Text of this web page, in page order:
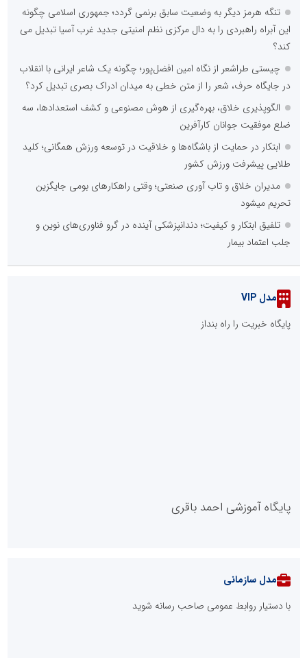
تنگه هرمز دیگر به وضعیت سابق برنمی گردد؛ جمهوری اسلامی چگونه
این آبراه راهبردی را به دال مرکزی نظم امنیتی جدید غرب آسیا تبدیل می
کند؟
چیستی طراشعر از نگاه امین افضل‌پور؛ چگونه یک شاعر ایرانی با انقلاب
در جایگاه حرف، شعر را از متن خطی به میدان ادراک بصری تبدیل کرد؟
الگوپذیری خلاق، بهره‌گیری از هوش مصنوعی و کشف استعدادها، سه
ضلع موفقیت جوانان کارآفرین
ابتکار در حمایت از باشگاه‌ها و خلاقیت در توسعه ورزش همگانی؛ کلید
طلایی پیشرفت ورزش کشور
مدیران خلاق و تاب آوری صنعتی؛ وقتی راهکارهای بومی جایگزین
تحریم میشود
تلفیق ابتکار و کیفیت؛ دندانپزشکی آینده در گرو فناوری‌های نوین و
جلب اعتماد بیمار
مدل VIP
پایگاه خبریت را راه بنداز
پایگاه آموزشی احمد باقری
مدل سازمانی
با دستیار روابط عمومی صاحب رسانه شوید